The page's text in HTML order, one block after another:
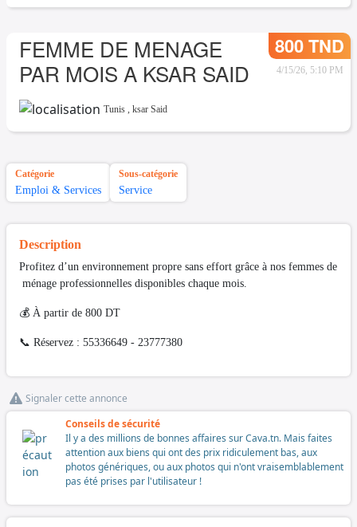
FEMME DE MENAGE
PAR MOIS A KSAR SAID
800 TND
4/15/26, 5:10 PM
Tunis , ksar Said
Catégorie
Emploi & Services
Sous-catégorie
Service
Description
Profitez d’un environnement propre sans effort grâce à nos femmes de
ménage professionnelles disponibles chaque mois.
💰 À partir de 800 DT
📞 Réservez : 55336649 - 23777380
Signaler cette annonce
Conseils de sécurité
Il y a des millions de bonnes affaires sur Cava.tn. Mais faites
attention aux biens qui ont des prix ridiculement bas, aux
photos génériques, ou aux photos qui n'ont vraisemblablement
pas été prises par l'utilisateur !